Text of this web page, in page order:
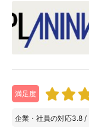
満足度
企業・社員の対応3.8 /